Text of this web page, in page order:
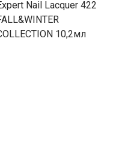
Nail Lacquer 422
10,2мл